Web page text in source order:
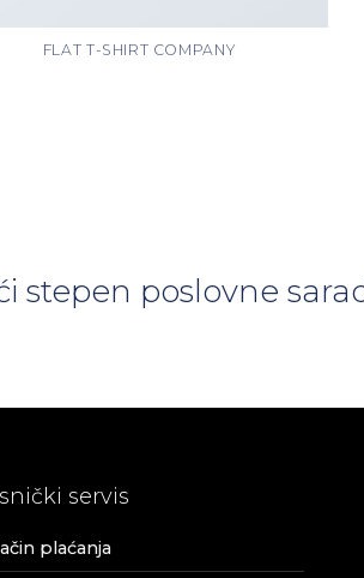
FLAT T-SHIRT COMPANY
stepen poslovne
servis
plaćanja